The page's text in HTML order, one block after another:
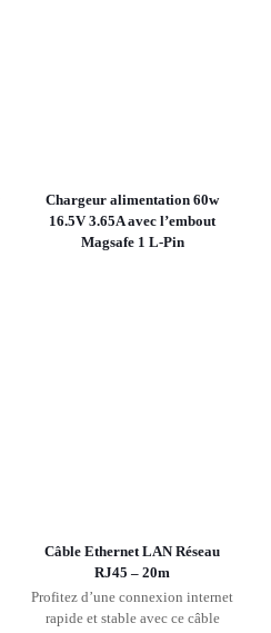
Chargeur alimentation 60w
16.5V 3.65A avec l’embout
Magsafe 1 L-Pin
Câble Ethernet LAN Réseau
RJ45 – 20m
Profitez d’une connexion internet
rapide et stable avec ce câble